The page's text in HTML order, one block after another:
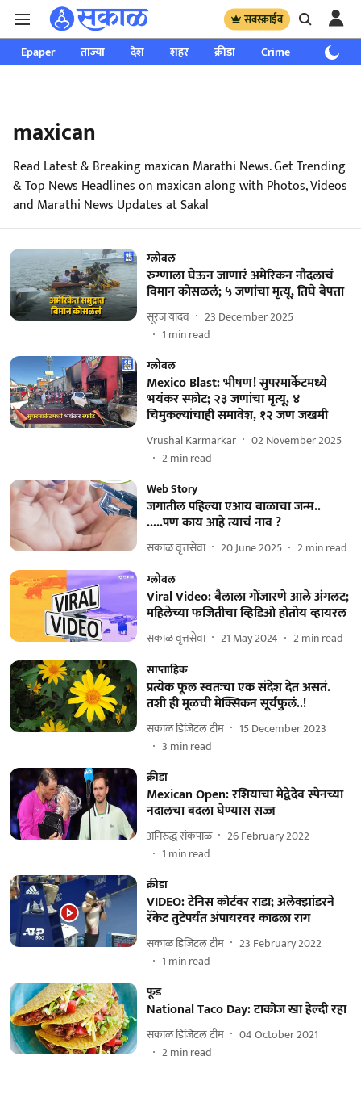
सबस्क्राईब
Epaper ताज्या देश शहर क्रीडा Crime साप्ताहिक
maxican
Read Latest & Breaking maxican Marathi News. Get Trending
& Top News Headlines on maxican along with Photos, Videos
and Marathi News Updates at Sakal
ग्लोबल
रुग्णाला घेऊन जाणारं अमेरिकन नौदलाचं
विमान कोसळलं; ५ जणांचा मृत्यू, तिघे बेपत्ता
सूरज यादव
23 December 2025
1 min read
ग्लोबल
Mexico Blast: भीषण! सुपरमार्केटमध्ये
भयंकर स्फोट; २३ जणांचा मृत्यू, ४
चिमुकल्यांचाही समावेश, १२ जण जखमी
Vrushal Karmarkar
02 November 2025
2min read
Web Story
जगातील पहिल्या एआय बाळाचा जन्म..
.....पण काय आहे त्याचं नाव ?
सकाळ वृत्तसेवा 20 June 2025 2min read
ग्लोबल
Viral Video: बैलाला गोंजारणे आले अंगलट;
महिलेच्या फजितीचा व्हिडिओ होतोय व्हायरल
सकाळ वृत्तसेवा 21 May 2024 2min read
साप्ताहिक
प्रत्येक फूल स्वतःचा एक संदेश देत असतं.
तशी ही मूळची मेक्सिकन सूर्यफुलं..!
सकाळ डिजिटल टीम
15 December 2023
3 min read
क्रीडा
Mexican Open: रशियाचा मेद्वेदेव स्पेनच्या
नदालचा बदला घेण्यास सज्ज
अनिरुद्ध संकपाळ
26 February 2022
1 min read
क्रीडा
VIDEO: टेनिस कोर्टवर राडा; अलेक्झांडरने
रॅकेट तुटेपर्यंत अंपायरवर काढला राग
सकाळ डिजिटल टीम
23 February 2022
1 min read
फूड
National Taco Day: टाकोज खा हेल्दी रहा
सकाळ डिजिटल टीम
04 October 2021
2min read